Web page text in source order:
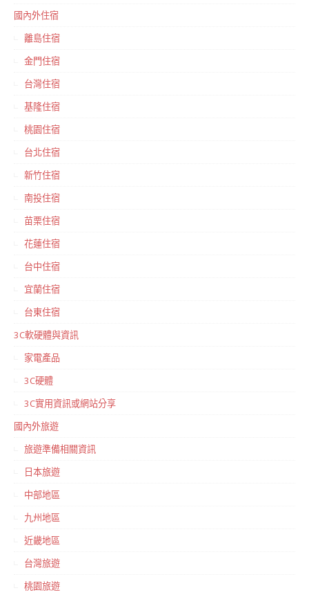
國內外住宿
離島住宿
金門住宿
台灣住宿
基隆住宿
桃園住宿
台北住宿
新竹住宿
南投住宿
苗栗住宿
花蓮住宿
台中住宿
宜蘭住宿
台東住宿
3C軟硬體與資訊
家電產品
3C硬體
3C實用資訊或網站分享
國內外旅遊
旅遊準備相關資訊
日本旅遊
中部地區
九州地區
近畿地區
台灣旅遊
桃園旅遊